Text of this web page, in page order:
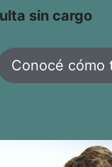
sin cargo
Conocé cómo